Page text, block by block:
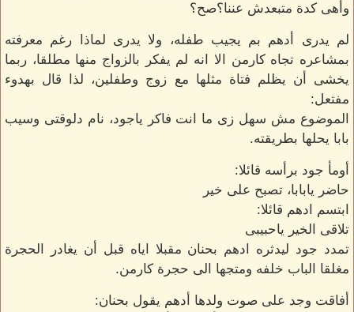
وأهى كدة متبعدش عننا؟صح؟
لم يدرى أدهم بم يجيب طفله، ولا يدرى لماذا رغم معرفته
بمشاعره تجاه كارمن الا انه لم يفكر بالزواج منها مطلقا، ربما
يخشى أن يظلم فتاة مثلها مع زوج وطفلين، لذا قال بهدوء
مفتعل:
الموضوع مش سهل زى ما انت فاكر ياجود، نام دلوقتى وسيب
بابا يحلها بطريقته.
أومأ جود برأسه قائلا:
حاضر يابابا، تصبح على خير
ابتسم ادهم قائلا:
تلاقى الخير ياحبيبى
تمدد جود ليدثره ادهم بحنان مقبلا اياه قبل أن يغادر الحجرة
مغلقا الباب خلفه ومتجها الى حجرة كارمن.
أفاقت وجد على صوت ولدها أدهم يقول بحنان: